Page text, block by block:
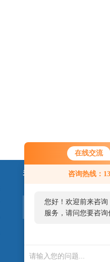
在线交流
咨询热线：
您好！欢迎前来咨询
服务，请问您要咨询
了需求产品，您可以
关注我们